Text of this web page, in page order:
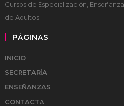
Cursos de Especialización, Enseñanza
de Adultos.
PÁGINAS
INICIO
SECRETARÍA
ENSEÑANZAS
CONTACTA